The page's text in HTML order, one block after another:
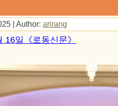
| Author: arirang
16일《로동신문》